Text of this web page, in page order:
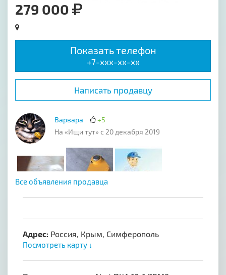
279 000
Показать телефон
+7-xxx-xx-xx
Написать продавцу
Варвара
+5
На «Ищи тут» с 20 декабря 2019
Все объявления продавца
Адрес: Россия, Крым, Симферополь
Посмотреть карту ↓